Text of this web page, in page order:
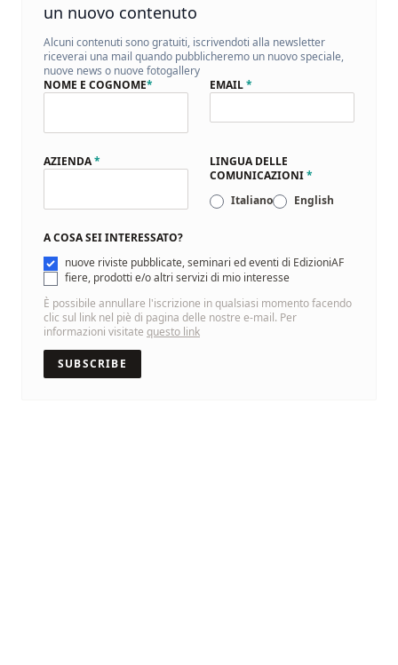
un nuovo contenuto
Alcuni contenuti sono gratuiti, iscrivendoti alla newsletter
riceverai una mail quando pubblicheremo un nuovo speciale,
nuove news o nuove fotogallery
NOME E COGNOME* EMAIL*
AZIENDA*
LINGUA DELLE
COMUNICAZIONI*
Italiano
English
A COSA SEI INTERESSATO?
nuove riviste pubblicate, seminari ed eventi di EdizioniAF
fiere, prodotti e/o altri servizi di mio interesse
È possibile annullare l'iscrizione in qualsiasi momento facendo
clic sul link nel piè di pagina delle nostre e-mail. Per
informazioni visitate questo link